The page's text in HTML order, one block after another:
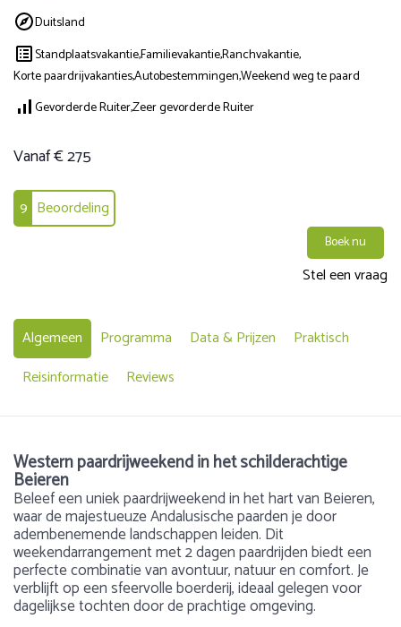
Duitsland
Standplaatsvakantie,Familievakantie,Ranchvakantie,
Korte paardrijvakanties,Autobestemmingen,Weekend weg te paard
Gevorderde Ruiter,Zeer gevorderde Ruiter
Vanaf € 275
9 Beoordeling
Boek nu
Stel een vraag
Algemeen Programma Data & Prijzen
Praktisch
Reisinformatie
Reviews
Western paardrijweekend in het schilderachtige
Beieren
Beleef een uniek paardrijweekend in het hart van Beieren,
waar de majestueuze Andalusische paarden je door
adembenemende landschappen leiden. Dit
weekendarrangement met 2 dagen paardrijden biedt een
perfecte combinatie van avontuur, natuur en comfort. Je
verblijft op een sfeervolle boerderij, ideaal gelegen voor
dagelijkse tochten door de prachtige omgeving.